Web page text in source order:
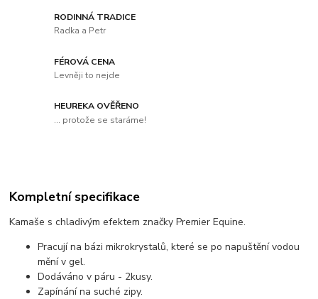
RODINNÁ TRADICE
Radka a Petr
FÉROVÁ CENA
Levněji to nejde
HEUREKA OVĚŘENO
... protože se staráme!
Kompletní specifikace
Kamaše s chladivým efektem značky Premier Equine.
Pracují na bázi mikrokrystalů, které se po napuštění vodou
mění v gel.
Dodáváno v páru - 2kusy.
Zapínání na suché zipy.